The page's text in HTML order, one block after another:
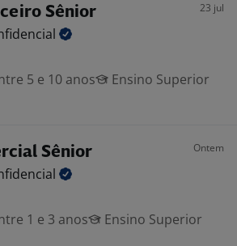
Sênior 23 jul
5 e 10 anos
Ensino Superior
Sênior Ontem
1 e 3 anos
Ensino Superior